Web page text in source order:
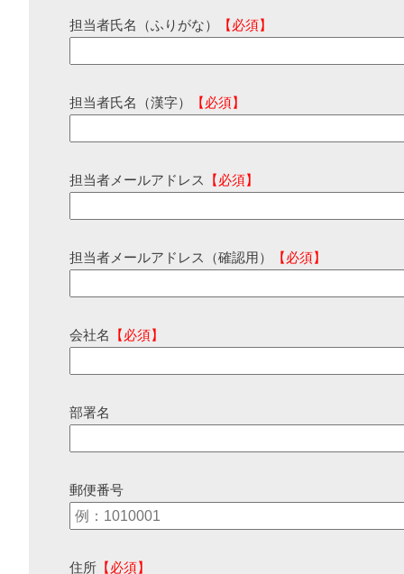
担当者氏名（ふりがな） 【必須】
担当者氏名（漢字） 【必須】
担当者メールアドレス 【必須】
担当者メールアドレス（確認用） 【必須】
会社名 【必須】
部署名
郵便番号
住所 【必須】